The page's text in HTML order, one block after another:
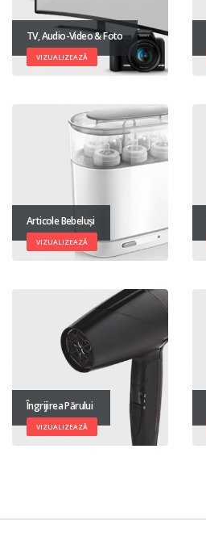
TV, Audio-Video & Foto
VIZUALIZEAZĂ
Articole Bebeluși
VIZUALIZEAZĂ
Îngrijirea Părului
VIZUALIZEAZĂ